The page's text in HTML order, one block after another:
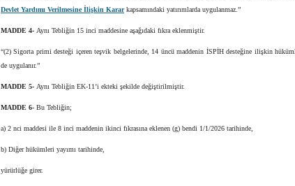
Devlet Yardımı Verilmesine İlişkin Kararkapsamındaki yatırımlarda uygulanmaz.”
MADDE 4- Aynı Tebliğin 15 inci maddesine aşağıdaki fıkra eklenmiştir.
“(2) Sigorta primi desteği içeren teşvik belgelerinde, 14 üncü maddenin İSPİH desteğine ilişkin
de uygulanır.”
MADDE 5- Aynı Tebliğin EK-11’i ekteki şekilde değiştirilmiştir.
MADDE 6- Bu Tebliğin;
a) 2 nci maddesi ile 8 inci maddenin ikinci fıkrasına eklenen (g) bendi 1/1/2026 tarihinde,
b) Diğer hükümleri yayımı tarihinde,
yürürlüğe girer.